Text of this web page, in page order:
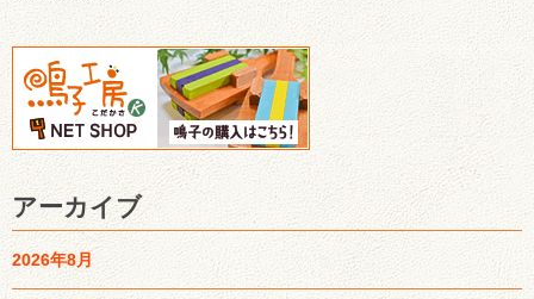
アーカイブ
2026年8月